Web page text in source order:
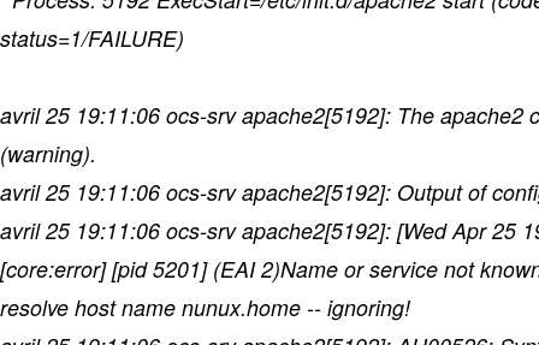
status=1/FAILURE)
avril 25 19:11:06 ocs-srv apache2[5192]: The apache2
(warning).
avril 25 19:11:06 ocs-srv apache2[5192]: Output of
avril 25 19:11:06 ocs-srv apache2[5192]: [Wed Apr 25
[core:error] [pid 5201] (EAI 2)Name or service not
resolve host name nunux.home -- ignoring!